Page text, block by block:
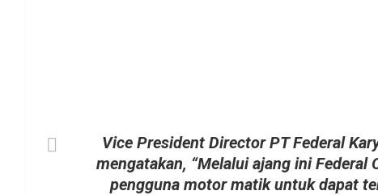
Vice President Director PT Federal
mengatakan, “Melalui ajang ini
pengguna motor matik untuk dapat